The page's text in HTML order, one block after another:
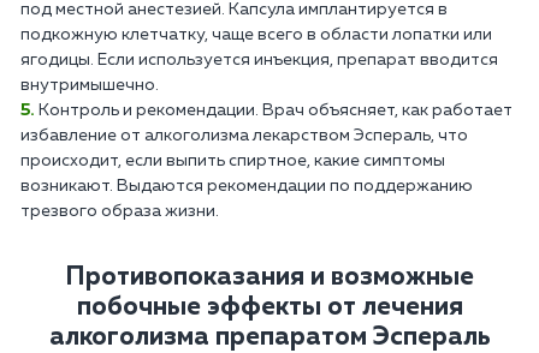
под местной анестезией. Капсула имплантируется в
подкожную клетчатку, чаще всего в области лопатки или
ягодицы. Если используется инъекция, препарат вводится
внутримышечно.
Контроль и рекомендации. Врач объясняет, как работает
избавление от алкоголизма лекарством Эспераль, что
происходит, если выпить спиртное, какие симптомы
возникают. Выдаются рекомендации по поддержанию
трезвого образа жизни.
Противопоказания и возможные
побочные эффекты от лечения
алкоголизма препаратом Эспераль